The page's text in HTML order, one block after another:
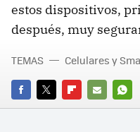
estos dispositivos,
después, muy
FACEBOOK
TWITTERFLIPBOARD
E-
TEMAS Celulares y